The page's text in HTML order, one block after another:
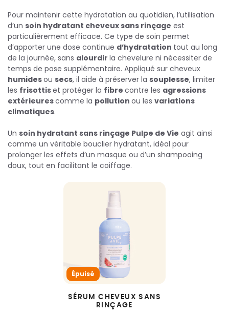
Pour maintenir cette hydratation au quotidien, l’utilisation
d’un soin hydratant cheveux sans rinçage est
particulièrement efficace. Ce type de soin permet
d’apporter une dose continue d’hydratation tout au long
de la journée, sans alourdir la chevelure ni nécessiter de
temps de pose supplémentaire. Appliqué sur cheveux
humidesou secs, il aide à préserver la souplesse, limiter
les frisottiset protéger la fibre contre les agressions
extérieurescomme la pollution ou les variations
climatiques.
Un soin hydratant sans rinçage Pulpe de Vie agit ainsi
comme un véritable bouclier hydratant, idéal pour
prolonger les effets d’un masque ou d’un shampooing
doux, tout en facilitant le coiffage.
Épuisé
SÉRUM CHEVEUX SANS
RINÇAGE